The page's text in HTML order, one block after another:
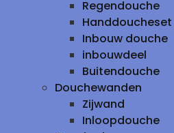
Regendouche
Handdoucheset
Inbouw douche
inbouwdeel
Buitendouche
Douchewanden
Zijwand
Inloopdouche